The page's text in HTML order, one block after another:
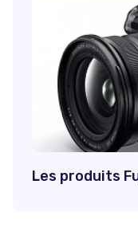
Les produits